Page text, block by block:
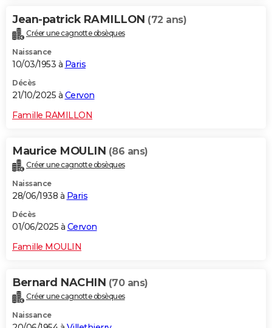
Carte de Noël
Carte Bonne année
Carte Saint-Valentin
Carte Pâques
Carte d'anniversaire
DICTIONNAIRE
Dictionnaire
Biographies
Citations
Expressions
Proverbes
PROGRAMME TV
S'inscrire
Se connecter
Lycées
Collèges
Primaires
Universités
Entreprises
Service militaire
Avis de recherche
AVIS DE DÉCÈS
FORUM
Bricolage
Jean-patrick RAMILLON (72 ans)
Créer une cagnotte obsèques
Naissance
10/03/1953 à Paris
Décès
21/10/2025 à Cervon
Famille RAMILLON
Maurice MOULIN (86 ans)
Créer une cagnotte obsèques
Naissance
28/06/1938 à Paris
Décès
01/06/2025 à Cervon
Famille MOULIN
Bernard NACHIN (70 ans)
Créer une cagnotte obsèques
Naissance